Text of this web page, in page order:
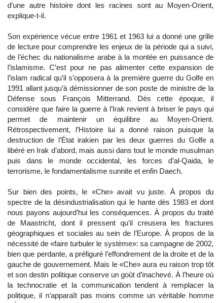
d’une autre histoire dont les racines sont au Moyen-Orient,
explique-t-il.
Son expérience vécue entre 1961 et 1963 lui a donné une grille
de lecture pour comprendre les enjeux de la période qui a suivi,
de l’échec du nationalisme arabe à la montée en puissance de
l’islamisme. C’est pour ne pas alimenter cette expansion de
l’islam radical qu’il s’opposera à la première guerre du Golfe en
1991 allant jusqu’à démissionner de son poste de ministre de la
Défense sous François Mitterrand. Dès cette époque, il
considère que faire la guerre à l’Irak revient à briser le pays qui
permet de maintenir un équilibre au Moyen-Orient.
Rétrospectivement, l’Histoire lui a donné raison puisque la
destruction de l’État irakien par les deux guerres du Golfe a
libéré en Irak d’abord, mais aussi dans tout le monde musulman
puis dans le monde occidental, les forces d’al-Qaida, le
terrorisme, le fondamentalisme sunnite et enfin Daech.
Sur bien des points, le «Che» avait vu juste. À propos du
spectre de la désindustrialisation qui le hante dès 1983 et dont
nous payons aujourd’hui les conséquences. À propos du traité
de Maastricht, dont il pressent qu’il creusera les fractures
géographiques et sociales au sein de l’Europe. À propos de la
nécessité de «faire turbuler le système»: sa campagne de 2002,
bien que perdante, a préfiguré l’effondrement de la droite et de la
gauche de gouvernement. Mais le «Che» aura eu raison trop tôt
et son destin politique conserve un goût d’inachevé. À l’heure où
la technocratie et la communication tendent à remplacer la
politique, il n’apparaît pas moins comme un véritable homme